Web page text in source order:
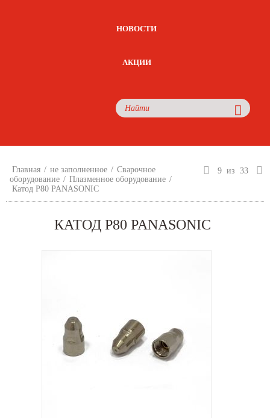
НОВОСТИ
АКЦИИ
Главная / не заполненное / Сварочное
оборудование / Плазменное оборудование /
Катод P80 PANASONIC
9 из 33
КАТОД P80 PANASONIC